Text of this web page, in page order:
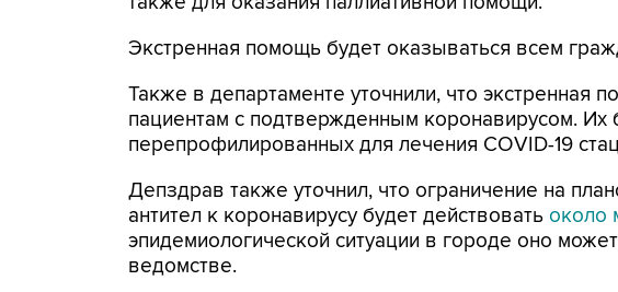
Экстренная помощь будет оказываться всем
Также в департаменте уточнили, что экстренная
пациентам с подтвержденным коронавирусом. Их
перепрофилированных для лечения COVID-19
Депздрав также уточнил, что ограничение на
антител к коронавирусу будет действовать около
эпидемиологической ситуации в городе оно
ведомстве.